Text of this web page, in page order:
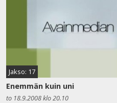
Jakso: 17
Enemmän kuin uni
to 18.9.2008 klo 20.10